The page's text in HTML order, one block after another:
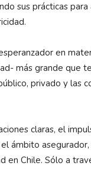
sus prácticas
en
más grande que
privado y las
claras, el
ámbito
en Chile. Sólo a